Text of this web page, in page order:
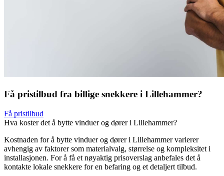
Få pristilbud fra billige snekkere i Lillehammer?
Få pristilbud
Hva koster det å bytte vinduer og dører i Lillehammer?
Kostnaden for å bytte vinduer og dører i Lillehammer varierer
avhengig av faktorer som materialvalg, størrelse og kompleksitet i
installasjonen. For å få et nøyaktig prisoverslag anbefales det å
kontakte lokale snekkere for en befaring og et detaljert tilbud.